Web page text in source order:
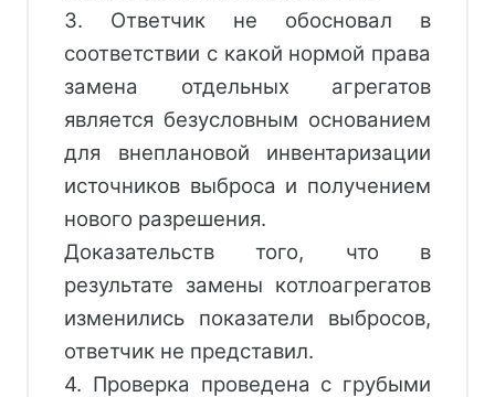
3. Ответчик не обосновал в
соответствии с какой нормой права
замена отдельных агрегатов
является безусловным основанием
для внеплановой инвентаризации
источников выброса и получением
нового разрешения.
Доказательств того, что в
результате замены котлоагрегатов
изменились показатели выбросов,
ответчик не представил.
4. Проверка проведена с грубыми